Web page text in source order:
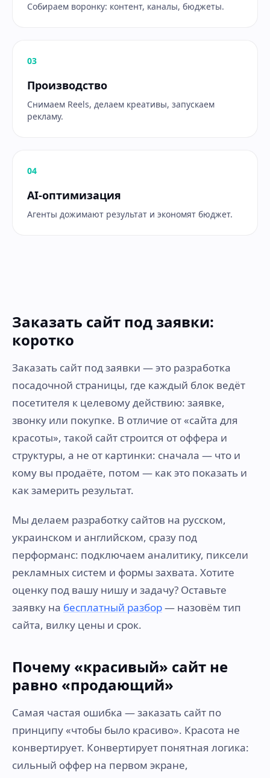
Собираем воронку: контент, каналы, бюджеты.
03
Производство
Снимаем Reels, делаем креативы, запускаем
рекламу.
04
AI-оптимизация
Агенты дожимают результат и экономят бюджет.
Заказать сайт под заявки:
коротко
Заказать сайт под заявки — это разработка
посадочной страницы, где каждый блок ведёт
посетителя к целевому действию: заявке,
звонку или покупке. В отличие от «сайта для
красоты», такой сайт строится от оффера и
структуры, а не от картинки: сначала — что и
кому вы продаёте, потом — как это показать и
как замерить результат.
Мы делаем разработку сайтов на русском,
украинском и английском, сразу под
перформанс: подключаем аналитику, пиксели
рекламных систем и формы захвата. Хотите
оценку под вашу нишу и задачу? Оставьте
заявку на бесплатный разбор— назовём тип
сайта, вилку цены и срок.
Почему «красивый» сайт не
равно «продающий»
Самая частая ошибка — заказать сайт по
принципу «чтобы было красиво». Красота не
конвертирует. Конвертирует понятная логика:
сильный оффер на первом экране,